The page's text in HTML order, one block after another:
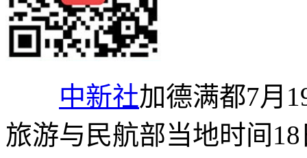
中新社加德满都7月
旅游与民航部当地时间